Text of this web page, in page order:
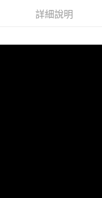
詳細說明